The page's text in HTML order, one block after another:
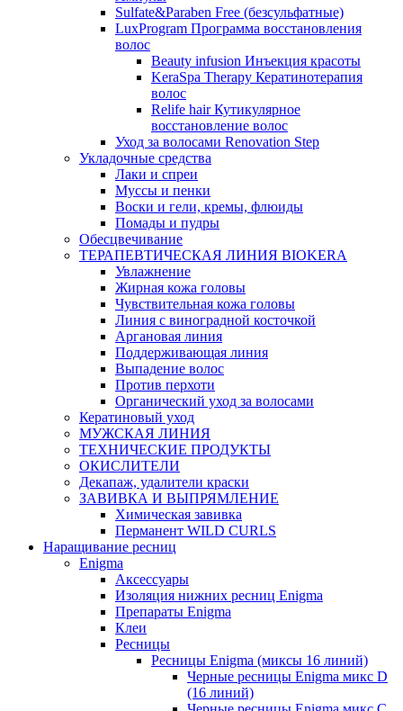
Sulfate&Paraben Free (безсульфатные)
LuxProgram Программа восстановления
волос
Beauty infusion Инъекция красоты
KeraSpa Therapy Кератинотерапия
волос
Relife hair Кутикулярное
восстановление волос
Уход за волосами Renovation Step
Укладочные средства
Лаки и спреи
Муссы и пенки
Воски и гели, кремы, флюиды
Помады и пудры
Обесцвечивание
ТЕРАПЕВТИЧЕСКАЯ ЛИНИЯ BIOKERA
Увлажнение
Жирная кожа головы
Чувствительная кожа головы
Линия c виноградной косточкой
Аргановая линия
Поддерживающая линия
Выпадение волос
Против перхоти
Органический уход за волосами
Кератиновый уход
МУЖСКАЯ ЛИНИЯ
ТЕХНИЧЕСКИЕ ПРОДУКТЫ
ОКИСЛИТЕЛИ
Декапаж, удалители краски
ЗАВИВКА И ВЫПРЯМЛЕНИЕ
Химическая завивка
Перманент WILD CURLS
Наращивание ресниц
Enigma
Аксессуары
Изоляция нижних ресниц Enigma
Препараты Enigma
Клеи
Ресницы
Ресницы Enigma (миксы 16 линий)
Черные ресницы Enigma микс D
(16 линий)